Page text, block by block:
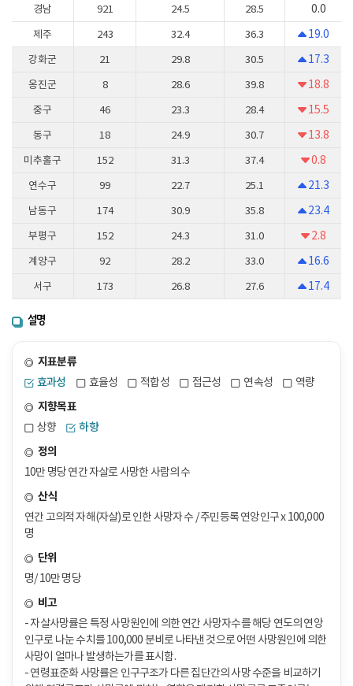
경남 921 24.5 28.5 0.0
제주 243 32.4 36.3 19.0
강화군 21 29.8 30.5 17.3
옹진군 8 28.6 39.8 18.8
중구 46 23.3 28.4 15.5
동구 18 24.9 30.7 13.8
미추홀구 152 31.3 37.4 0.8
연수구 99 22.7 25.1 21.3
남동구 174 30.9 35.8 23.4
부평구 152 24.3 31.0 2.8
계양구 92 28.2 33.0 16.6
서구 173 26.8 27.6 17.4
설명
지표분류
효과성
효율성 적합성 접근성 연속성
역량
지향목표
상향
하향
정의
10만 명당 연간 자살로 사망한 사람의 수
산식
연간 고의적 자해(자살)로 인한 사망자 수 / 주민등록 연앙인구 x 100,000
명
단위
명/ 10만 명당
비고
- 자살사망률은 특정 사망원인에 의한 연간 사망자수를 해당 연도의 연앙
인구로 나눈 수치를 100,000 분비로 나타낸 것으로 어떤 사망원인에 의한
사망이 얼마나 발생하는가를 표시함.
- 연령표준화 사망률은 인구구조가 다른 집단간의 사망 수준을 비교하기